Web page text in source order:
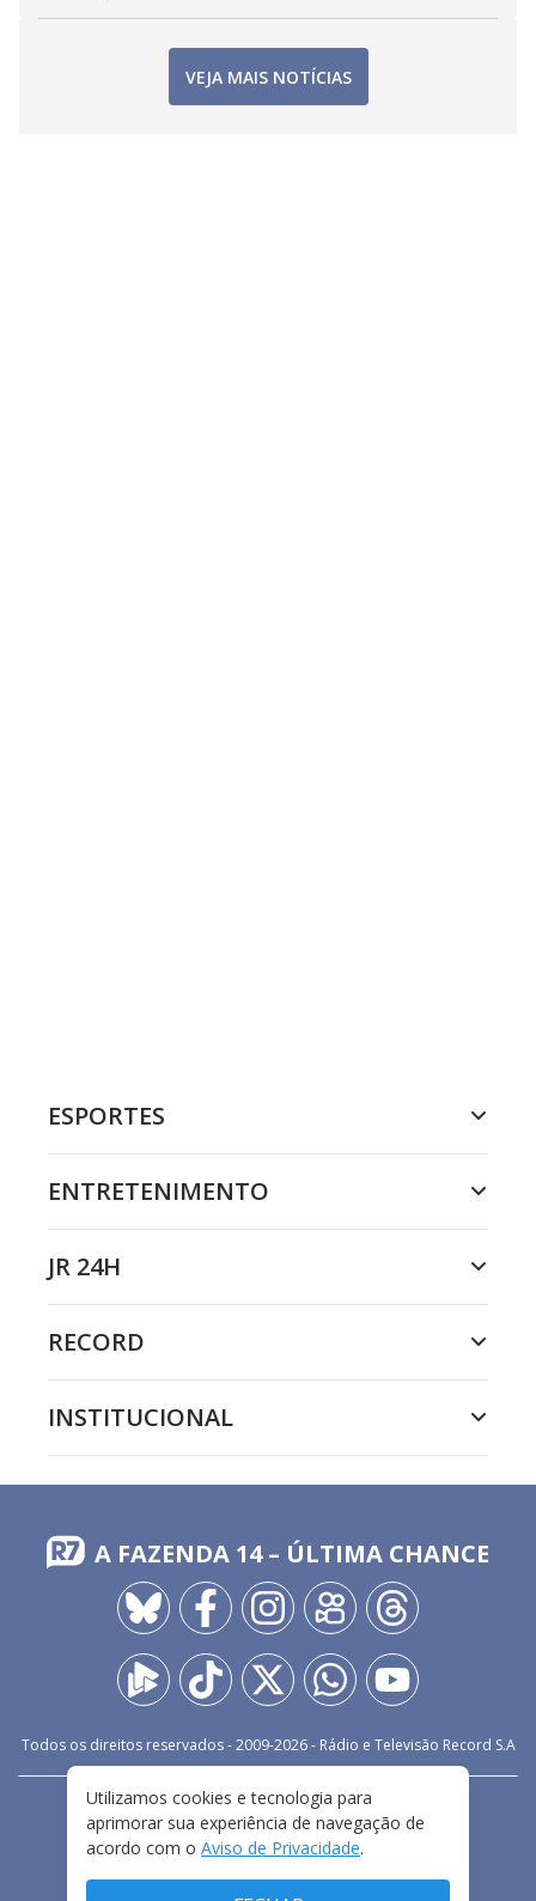
VEJA MAIS NOTÍCIAS
ESPORTES
ENTRETENIMENTO
JR 24H
RECORD
INSTITUCIONAL
A FAZENDA 14 – ÚLTIMA CHANCE
Todos os direitos reservados - 2009-2026- Rádio e Televisão Record S.A
FALE CONOSCO
PRIVACIDADE
TERMOS E CONDIÇÕES DE USO
Utilizamos cookies e tecnologia para
aprimorar sua experiência de navegação de
acordo com o Aviso de Privacidade.